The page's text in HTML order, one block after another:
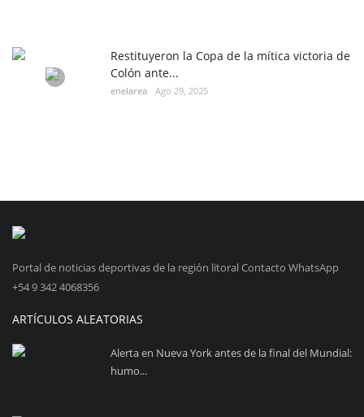
Restituyeron la Copa de la mítica victoria de
Colón ante...
enelarea Ago 29, 2025
Portal de noticias deportivas de la región litoral Contacto WhatsApp
+54 9 342 4068356
ARTÍCULOS ALEATORIAS
Alerta en Nueva York antes de la final del Mundial:
humo...